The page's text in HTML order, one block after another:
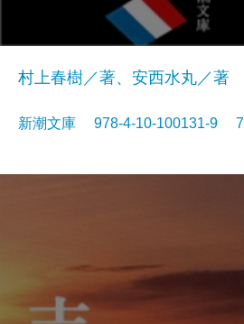
村上春樹／著、安西水丸／著
新潮文庫 978-4-10-100131-9